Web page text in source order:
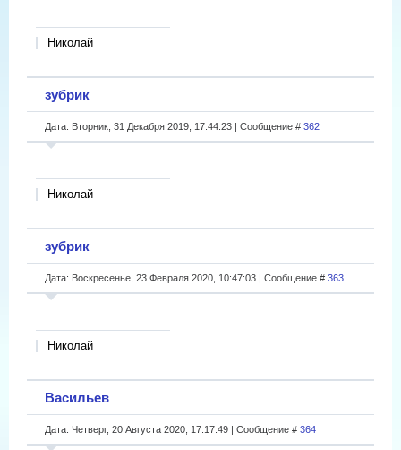
Николай
зубрик
Дата: Вторник, 31 Декабря 2019, 17:44:23 | Сообщение # 362
Николай
зубрик
Дата: Воскресенье, 23 Февраля 2020, 10:47:03 | Сообщение # 363
Николай
Васильев
Дата: Четверг, 20 Августа 2020, 17:17:49 | Сообщение # 364